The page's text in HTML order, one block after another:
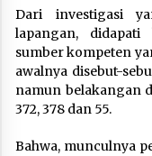
Dari investigasi
lapangan,
sumber kompeten
awalnya disebut-
namun belakangan
372, 378 dan 55.
Bahwa, munculnya